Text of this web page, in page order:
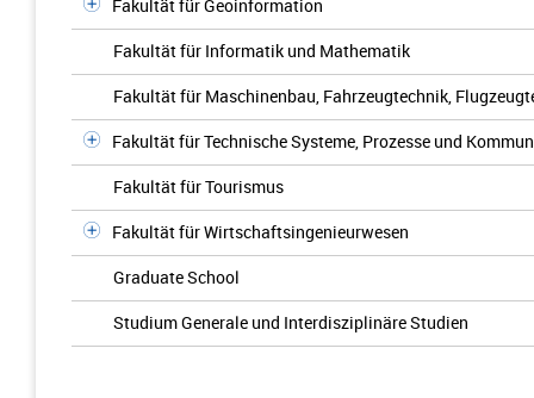
Fakultät für Geoinformation
Fakultät für Informatik und Mathematik
Fakultät für Maschinenbau, Fahrzeugtechnik,
Fakultät für Technische Systeme, Prozesse und
Fakultät für Tourismus
Fakultät für Wirtschaftsingenieurwesen
Graduate School
Studium Generale und Interdisziplinäre Studien